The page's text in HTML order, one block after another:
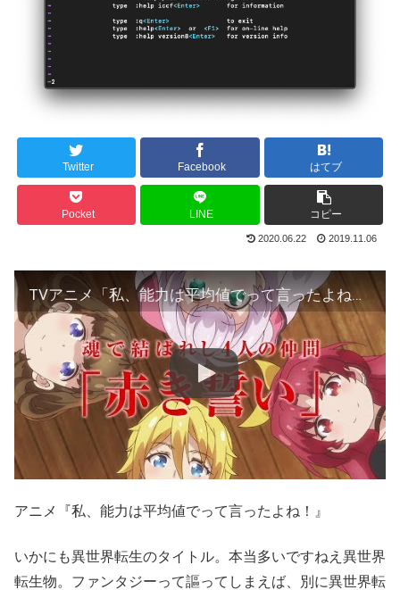
Twitter Facebook はてブ
Pocket LINE コピー
2020.06.22 2019.11.06
TVアニメ「私、能力は平均値でって言ったよね！」メインPV
アニメ『私、能力は平均値でって言ったよね！』
いかにも異世界転生のタイトル。本当多いですねえ異世界
転生物。ファンタジーって謳ってしまえば、別に異世界転